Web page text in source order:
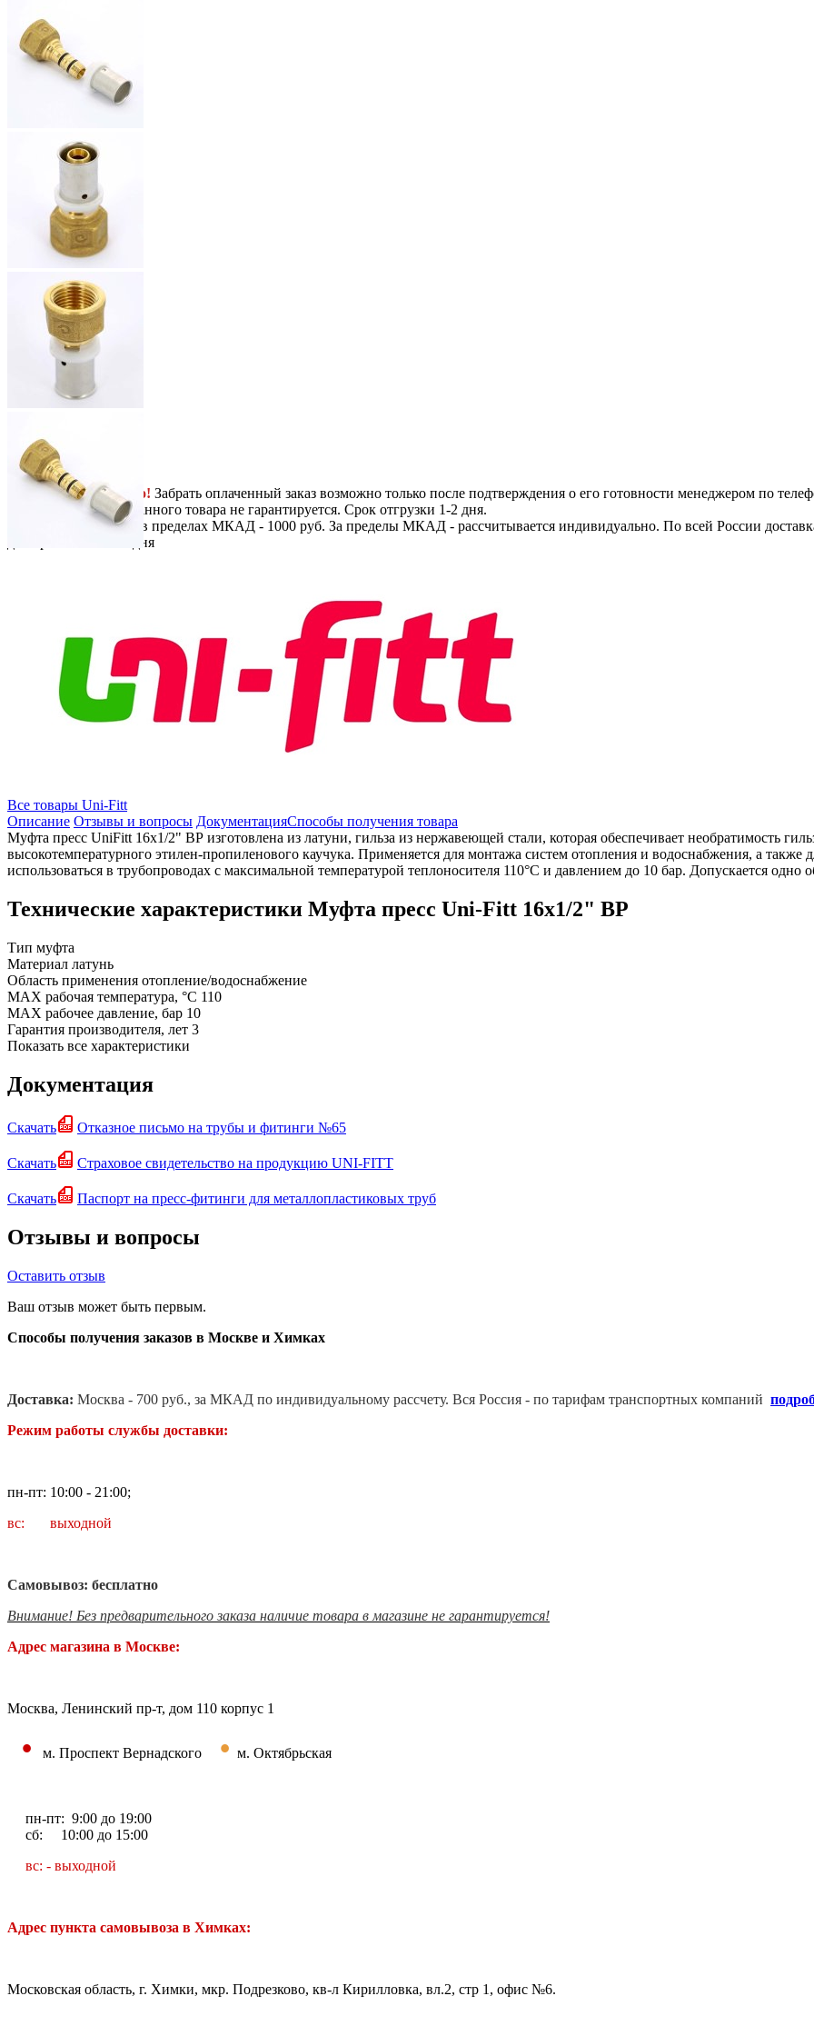
+
355руб.
В корзину
СамовывозБесплатно! Забрать оплаченный заказ возможно только после подтверждения о его готовности менеджером по
заказа, наличие заказанного товара не гарантируется. Срок отгрузки 1-2 дня.
По Москве в пределах МКАД - 1000 руб. За пределы МКАД - рассчитывается индивидуально. По всей России
1-2 дня
Все товары Uni-Fitt
Описание Отзывы и вопросы ДокументацияСпособы получения товара
Муфта пресс UniFitt 16х1/2" ВР изготовлена из латуни, гильза из нержавеющей стали, которая обеспечивает необратимость
высокотемпературного этилен-пропиленового каучука. Применяется для монтажа систем отопления и водоснабжения, а
использоваться в трубопроводах с максимальной температурой теплоносителя 110°C и давлением до 10 бар. Допускается
Технические характеристики Муфта пресс Uni-Fitt 16x1/2" ВР
Тип муфта
Материал латунь
Область применения отопление/водоснабжение
MAX рабочая температура, °C 110
MAX рабочее давление, бар 10
Гарантия производителя, лет 3
Показать все характеристики
Документация
Скачать Отказное письмо на трубы и фитинги №65
Скачать Страховое свидетельство на продукцию UNI-FITT
Скачать Паспорт на пресс-фитинги для металлопластиковых труб
Отзывы и вопросы
Оставить отзыв
Ваш отзыв может быть первым.
Способы получения заказов в Москве и Химках
Доставка: Москва - 700 руб., за МКАД по индивидуальному рассчету. Вся Россия - по тарифам транспортных компаний
Режим работы службы доставки:
пн-пт: 10:00 - 21:00;
вс: выходной
Самовывоз: бесплатно
Внимание! Без предварительного заказа наличие товара в магазине не гарантируется!
Адрес магазина в Москве:
Москва, Ленинский пр-т, дом 110 корпус 1
• м. Проспект Вернадского • м. Октябрьская
пн-пт: 9:00 до 19:00
сб: 10:00 до 15:00
вс: - выходной
Адрес пункта самовывоза в Химках:
Московская область, г. Химки, мкр. Подрезково, кв-л Кирилловка, вл.2, стр 1, офис №6.